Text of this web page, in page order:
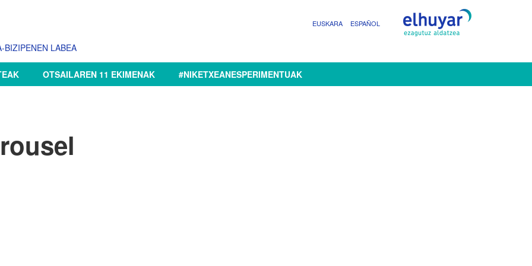
EUSKARA ESPAÑOL
BIZIPENEN LABEA
OTSAILAREN 11 EKIMENAK #NIKETXEANESPERIMENTUAK